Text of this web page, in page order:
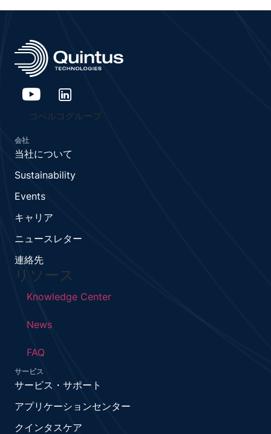
コベルコグループ
会社
当社について
Sustainability
Events
キャリア
ニュースレター
連絡先
リソース
Knowledge Center
News
FAQ
サービス
サービス・サポート
アプリケーションセンター
クインタスケア